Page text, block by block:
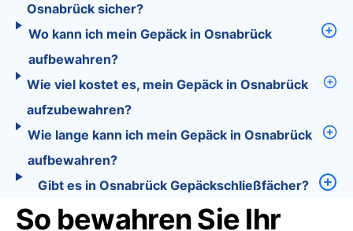
Osnabrück sicher?
Wo kann ich mein Gepäck in Osnabrück
aufbewahren?
Wie viel kostet es, mein Gepäck in Osnabrück
aufzubewahren?
Wie lange kann ich mein Gepäck in Osnabrück
aufbewahren?
Gibt es in Osnabrück Gepäckschließfächer?
So bewahren Sie Ihr